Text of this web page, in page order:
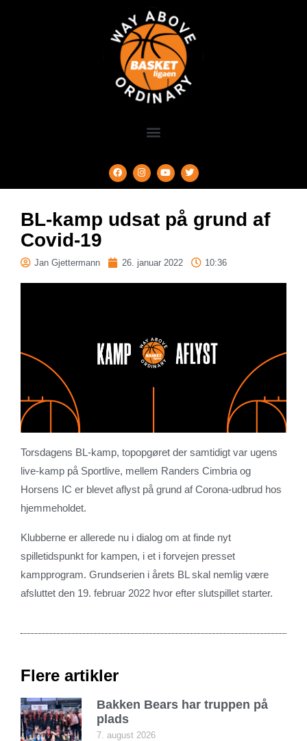
BL-kamp udsat på grund af
Covid-19
Jan Gjettermann 26. januar 2022 10:36
Torsdagens BL-kamp, topopgøret der samtidigt var ugens
live-kamp på Sportlive, mellem Randers Cimbria og
Horsens IC er blevet aflyst på grund af Corona-udbrud hos
hjemmeholdet.
Klubberne er allerede nu i dialog om at finde nyt
spilletidspunkt for kampen, i et i forvejen presset
kampprogram. Grundserien i årets BL skal nemlig være
afsluttet den 19. februar 2022 hvor efter slutspillet starter.
Flere artikler
Bakken Bears har truppen på
plads
7. august 2026